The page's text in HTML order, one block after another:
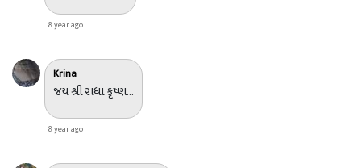
8 year ago
Krina
જય શ્રી રાધા કૃષ્ણ...
8 year ago